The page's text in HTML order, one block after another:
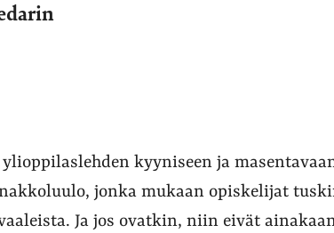
kyyniseen ja
jonka mukaan opiskelijat
Ja jos ovatkin, niin eivät